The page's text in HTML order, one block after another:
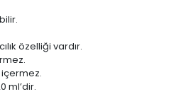
özelliği vardır.
içermez.
ml’dir.